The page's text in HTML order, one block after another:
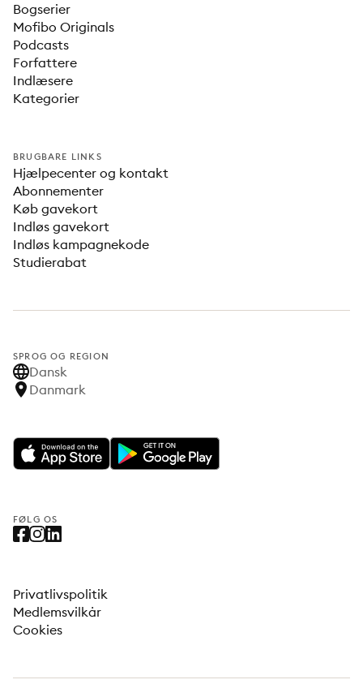
Bogserier
Mofibo Originals
Podcasts
Forfattere
Indlæsere
Kategorier
BRUGBARE LINKS
Hjælpecenter og kontakt
Abonnementer
Køb gavekort
Indløs gavekort
Indløs kampagnekode
Studierabat
SPROG OG REGION
Dansk
Danmark
FØLG OS
Privatlivspolitik
Medlemsvilkår
Cookies